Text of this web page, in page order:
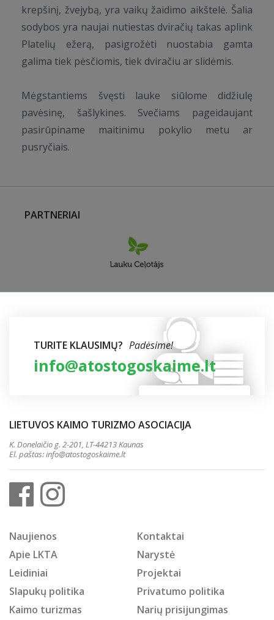
krepšinį, žvejybą, yra vaikų žaidimo aikštelė. Šalia
sodybos yra naujai nutiestas dviračių takas aplink
Platelių ežerą, pasigrožėti nuostabia gamta
galima tiek pėsčiomis, tiek dviračiu ar slidėmis.
Mėgstantiems švęsti lauke siūlome didžiulę
pavėsinę, šašlykines. Svečiams pageidaujant
pasirūpiname maitinimu pokylio metu ar
pusryčiais.
PARTNERIAI
TURITE KLAUSIMŲ? Padėsime!
info@atostogoskaime.lt
LIETUVOS KAIMO TURIZMO ASOCIACIJA
K. Donelaičio g. 2-201, LT-44213 Kaunas
El. paštas:info@atostogoskaime.lt
Naujienos
Kontaktai
Apie LKTA
Narystė
Leidiniai
Projektai
Slapukų politika
Privatumo politika
Kaimo turizmas
Narių prisijungimas